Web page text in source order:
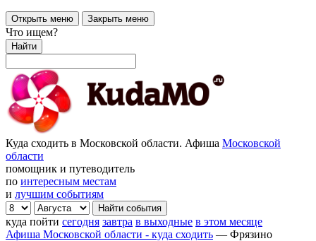
Открыть меню Закрыть меню
Что ищем?
Найти
Куда сходить в Московской области. Афиша Московской
области
помощник и путеводитель
по интересным местам
и лучшим событиям
куда пойти сегодня завтра в выходные в этом месяце
Афиша Московской области - куда сходить — Фрязино